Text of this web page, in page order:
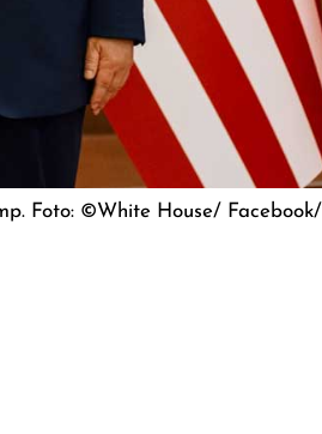
Foto: ©White House/ Facebook/